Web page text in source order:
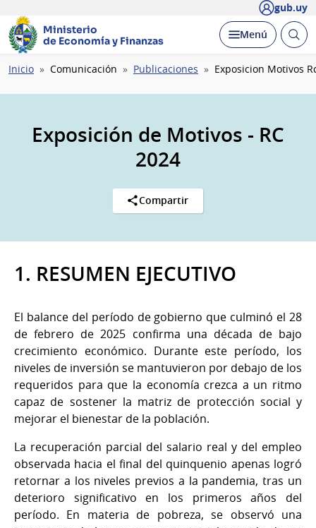
gub.uy
Ministerio
de Economía y Finanzas
Desplegar
Menú Abrir
Ruta
navegación
Inicio Comunicación Publicaciones Exposicion Motivos
Exposición de Motivos - RC
2024
Compartir
1. RESUMEN EJECUTIVO
El balance del período de gobierno que culminó el 28
de febrero de 2025 confirma una década de bajo
crecimiento económico. Durante este período, los
niveles de inversión se mantuvieron por debajo de los
requeridos para que la economía crezca a un ritmo
capaz de sostener la matriz de protección social y
mejorar el bienestar de la población.
La recuperación parcial del salario real y del empleo
observada hacia el final del quinquenio apenas logró
retornar a los niveles previos a la pandemia, tras un
deterioro significativo en los primeros años del
período. En materia de pobreza, se observó una